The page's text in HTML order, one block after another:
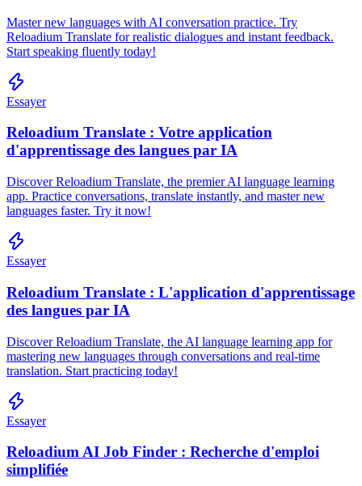
Master new languages with AI conversation practice. Try
Reloadium Translate for realistic dialogues and instant feedback.
Start speaking fluently today!
Essayer
Reloadium Translate : Votre application
d'apprentissage des langues par IA
Discover Reloadium Translate, the premier AI language learning
app. Practice conversations, translate instantly, and master new
languages faster. Try it now!
Essayer
Reloadium Translate : L'application d'apprentissage
des langues par IA
Discover Reloadium Translate, the AI language learning app for
mastering new languages through conversations and real-time
translation. Start practicing today!
Essayer
Reloadium AI Job Finder : Recherche d'emploi
simplifiée